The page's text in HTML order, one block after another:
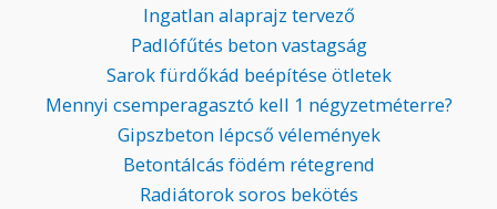
Ingatlan alaprajz tervező
Padlófűtés beton vastagság
Sarok fürdőkád beépítése ötletek
Mennyi csemperagasztó kell 1 négyzetméterre?
Gipszbeton lépcső vélemények
Betontálcás födém rétegrend
Radiátorok soros bekötés